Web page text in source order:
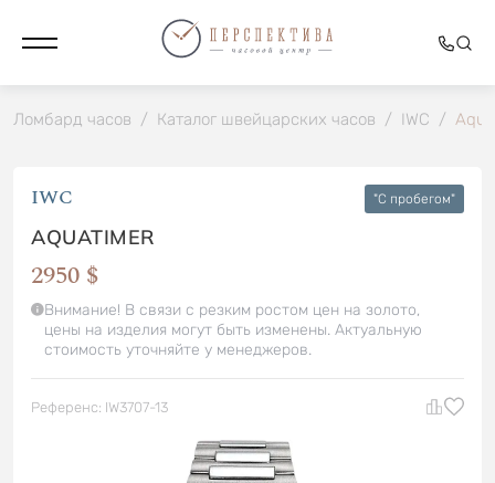
Ломбард часов / Каталог швейцарских часов / IWC /
IWC "C пробегом"
AQUATIMER
2950 $
Внимание! В связи с резким ростом цен на золото,
цены на изделия могут быть изменены. Актуальную
стоимость уточняйте у менеджеров.
Референс: IW3707-13